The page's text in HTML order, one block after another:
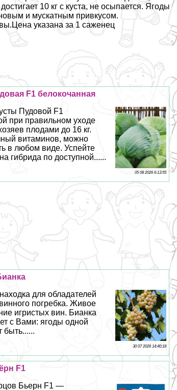
10 кг с куста, не осыпается. Ягоды
и мускатным привкусом.
указана за 1 саженец
F1 белокочанная
Пудовой F1
при правильном уходе
плодами до 16 кг.
витаминов, можно
в любом виде. Успейте
гибрида по доступной......
05 08 2026 6:13:55
для обладателей
погребка. Живое
игристых вин. Бианка
с Вами: ягоды одной
быть......
30 07 2026 14:40:18
F1
Бьерн F1 —